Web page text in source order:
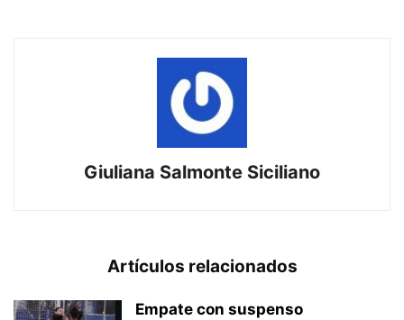
Giuliana Salmonte Siciliano
Artículos relacionados
Empate con suspenso